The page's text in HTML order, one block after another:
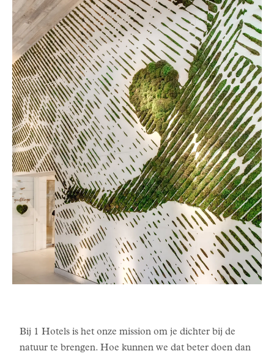
Bij 1 Hotels is het onze mission om je dichter bij de
natuur te brengen. Hoe kunnen we dat beter doen dan